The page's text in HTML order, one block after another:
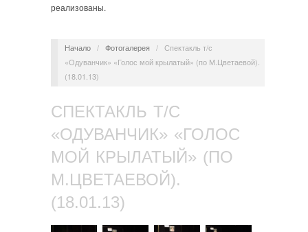
реализованы.
Начало / Фотогалерея / Спектакль т/с
«Одуванчик» «Голос мой крылатый» (по М.Цветаевой).
(18.01.13)
СПЕКТАКЛЬ Т/С
«ОДУВАНЧИК» «ГОЛОС
МОЙ КРЫЛАТЫЙ» (ПО
М.ЦВЕТАЕВОЙ).
(18.01.13)